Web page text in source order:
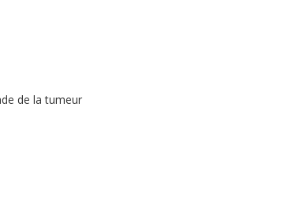
de la tumeur